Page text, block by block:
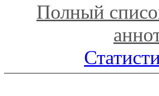
Полный